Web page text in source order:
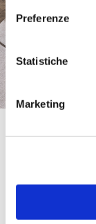
Preferenze
Statistiche
Marketing